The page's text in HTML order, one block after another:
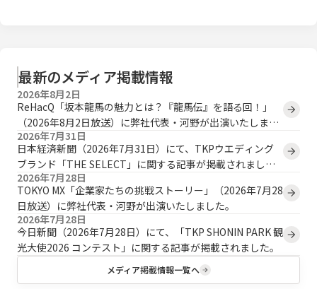
最新のメディア掲載情報
2026年8月2日
ReHacQ「坂本龍馬の魅力とは？『龍馬伝』を語る回！」
（2026年8月2日放送）に弊社代表・河野が出演いたしまし
た。
2026年7月31日
日本経済新聞（2026年7月31日）にて、TKPウエディング
ブランド「THE SELECT」に関する記事が掲載されまし
た。
2026年7月28日
TOKYO MX「企業家たちの挑戦ストーリー」（2026年7月28
日放送）に弊社代表・河野が出演いたしました。
2026年7月28日
今日新聞（2026年7月28日）にて、「TKP SHONIN PARK 観
光大使2026 コンテスト」に関する記事が掲載されました。
メディア掲載情報一覧へ